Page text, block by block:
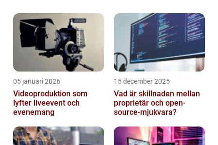
05 januari 2026
Videoproduktion som
lyfter liveevent och
evenemang
15 december 2025
Vad är skillnaden mellan
proprietär och open-
source-mjukvara?